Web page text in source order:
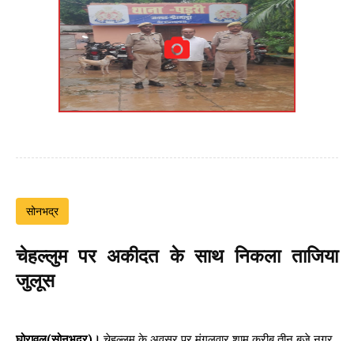
सोनभद्र
चेहल्लुम पर अकीदत के साथ निकला ताजिया
जुलूस